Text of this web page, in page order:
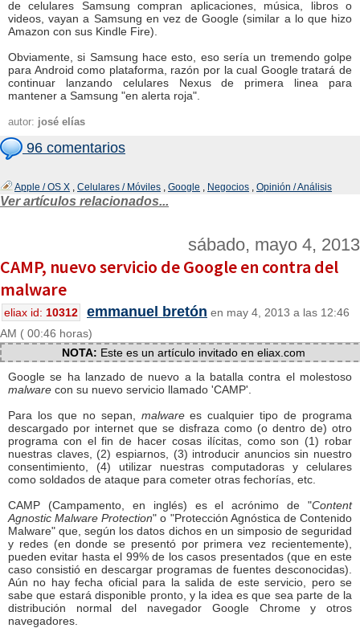
de celulares Samsung compran aplicaciones, música, libros o
videos, vayan a Samsung en vez de Google (similar a lo que hizo
Amazon con sus Kindle Fire).
Obviamente, si Samsung hace esto, eso sería un tremendo golpe
para Android como plataforma, razón por la cual Google tratará de
continuar lanzando celulares Nexus de primera linea para
mantener a Samsung "en alerta roja".
autor: josé elías
96 comentarios
Apple / OS X , Celulares / Móviles , Google , Negocios , Opinión / Análisis
Ver artículos relacionados...
sábado, mayo 4, 2013
CAMP, nuevo servicio de Google en contra del
malware
eliax id: 10312 emmanuel bretón en may 4, 2013 a las 12:46
AM ( 00:46 horas)
NOTA: Este es un artículo invitado en eliax.com
Google se ha lanzado de nuevo a la batalla contra el molestoso
malware con su nuevo servicio llamado 'CAMP'.
Para los que no sepan, malwarees cualquier tipo de programa
descargado por internet que se disfraza como (o dentro de) otro
programa con el fin de hacer cosas ilícitas, como son (1) robar
nuestras claves, (2) espiarnos, (3) introducir anuncios sin nuestro
consentimiento, (4) utilizar nuestras computadoras y celulares
como soldados de ataque para cometer otras fechorías, etc.
CAMP (Campamento, en inglés) es el acrónimo de "Content
Agnostic Malware Protection" o "Protección Agnóstica de Contenido
Malware" que, según los datos dichos en un simposio de seguridad
y redes (en donde se presentó por primera vez recientemente),
pueden evitar hasta el 99% de los casos presentados (que en este
caso consistió en descargar programas de fuentes desconocidas).
Aún no hay fecha oficial para la salida de este servicio, pero se
sabe que estará disponible pronto, y la idea es que sea parte de la
distribución normal del navegador Google Chrome y otros
navegadores.